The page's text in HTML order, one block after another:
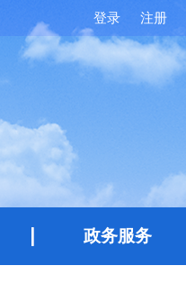
登录 注册
政务服务